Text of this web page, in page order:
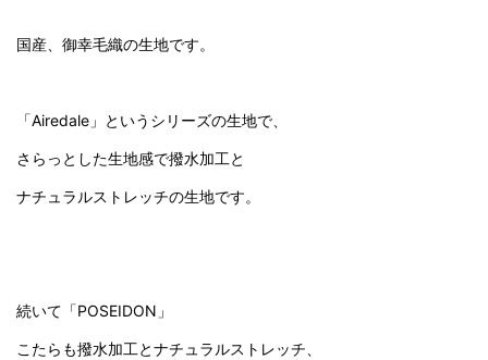
国産、御幸毛織の生地です。
「Airedale」というシリーズの生地で、
さらっとした生地感で撥水加工と
ナチュラルストレッチの生地です。
続いて「POSEIDON」
こたらも撥水加工とナチュラルストレッチ、